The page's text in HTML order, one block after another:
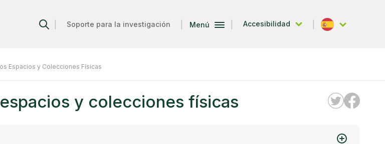
Soporte para la investigación Menú Accesibilidad
Español
Espacios y Colecciones Físicas
y colecciones físicas